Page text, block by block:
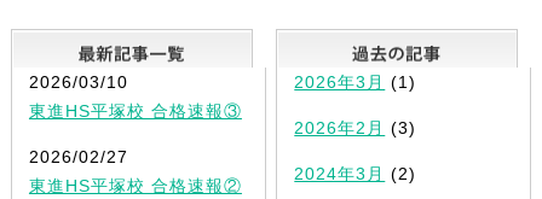
最新記事一覧
2026/03/10
東進HS平塚校 合格速報③
2026/02/27
東進HS平塚校 合格速報②
2026年3月 (1)
2026年2月 (3)
2024年3月 (2)